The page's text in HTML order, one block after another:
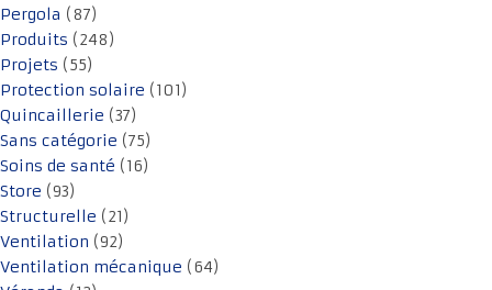
Pergola (87)
Produits (248)
Projets (55)
Protection solaire (101)
Quincaillerie (37)
Sans catégorie (75)
Soins de santé (16)
Store (93)
Structurelle (21)
Ventilation (92)
Ventilation mécanique (64)